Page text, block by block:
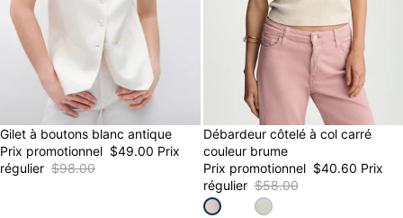
50% OFF
Gilet à boutons blanc antique
Prix promotionnel $49.00 Prix
régulier $98.00
30% OFF
Débardeur côtelé à col carré
couleur brume
Prix promotionnel $40.60 Prix
régulier $58.00